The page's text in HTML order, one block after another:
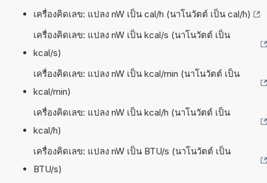
เครื่องคิดเลข: แปลง nW เป็น cal/h (นาโนวัตต์ เป็น cal/h)
เครื่องคิดเลข: แปลง nW เป็น kcal/s (นาโนวัตต์ เป็น
kcal/s)
เครื่องคิดเลข: แปลง nW เป็น kcal/min (นาโนวัตต์ เป็น
kcal/min)
เครื่องคิดเลข: แปลง nW เป็น kcal/h (นาโนวัตต์ เป็น
kcal/h)
เครื่องคิดเลข: แปลง nW เป็น BTU/s (นาโนวัตต์ เป็น
BTU/s)